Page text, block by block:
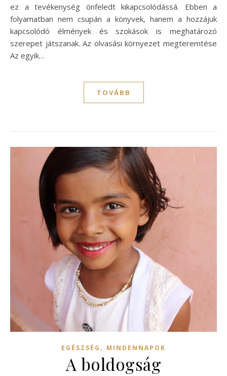
ez a tevékenység önfeledt kikapcsolódássá. Ebben a
folyamatban nem csupán a könyvek, hanem a hozzájuk
kapcsolódó élmények és szokások is meghatározó
szerepet játszanak. Az olvasási környezet megteremtése
Az egyik…
TOVÁBB
EGÉSZSÉG , MINDENNAPOK
A boldogság